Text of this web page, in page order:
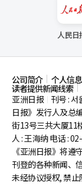
人民日
公司简介 个人信
读者提供新闻线索
亚洲日报
刊号 :
日报》发行人及总
街13号三共大厦11
人 : 王海纳 电话 :
《亚洲日报》将遵
刊登的各种新闻、
未经协议授权, 禁止